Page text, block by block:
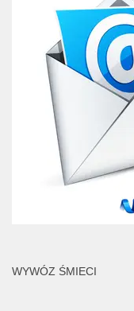
WYWÓZ ŚMIECI